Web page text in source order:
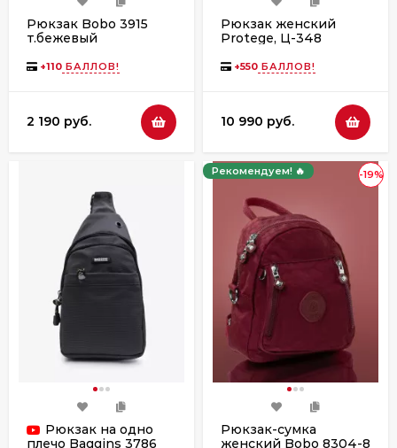
Рюкзак Bobo 3915
т.бежевый
+110 БАЛЛОВ!
2 190 руб.
Рюкзак женский
Protege, Ц-348
+550 БАЛЛОВ!
10 990 руб.
Рюкзак на одно
плечо Baggins 3786
-19%
Рекомендуем! 🔥
Рюкзак-сумка
женский Bobo 8304-8